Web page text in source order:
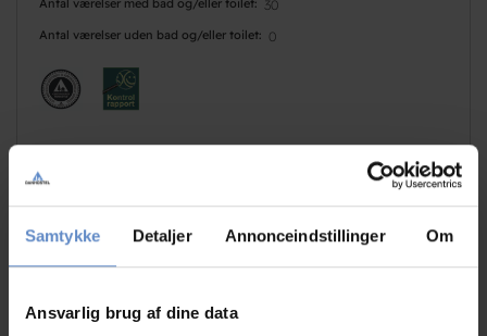
Samtykke Detaljer Annonceindstillinger Om
Ansvarlig brug af dine data
Antal værelser med bad og/eller toilet 30
Antal værelser uden bad og/eller toilet 0
Gratis wifi